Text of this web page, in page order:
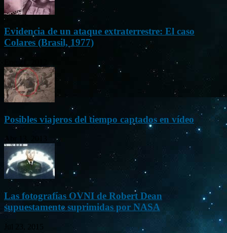
Evidencia de un ataque extraterrestre: El caso
Colares (Brasil, 1977)
Ene 21, 2012
Posibles viajeros del tiempo captados en vídeo
Abr 13, 2013
Las fotografías OVNI de Robert Dean
supuestamente suprimidas por NASA
Jul 23, 2015